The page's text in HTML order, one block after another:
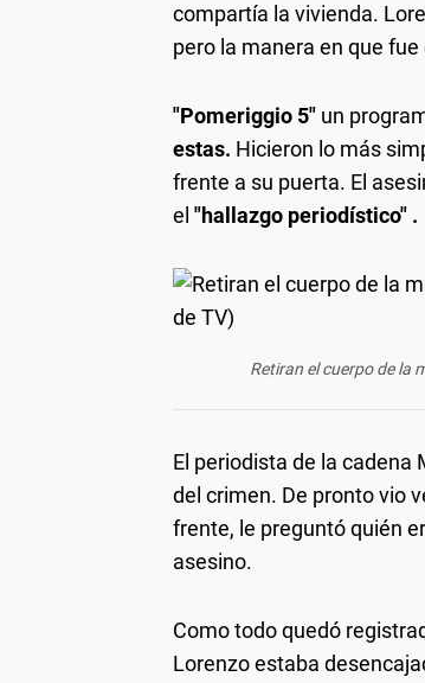
compartía la vivienda.
pero la manera en que
"Pomeriggio 5" un
estas. Hicieron lo más
frente a su puerta. El
el "hallazgo periodístico" .
Retiran el cuerpo de la
El periodista de la cadena
del crimen. De pronto vio
frente, le preguntó quién
asesino.
Como todo quedó
Lorenzo estaba